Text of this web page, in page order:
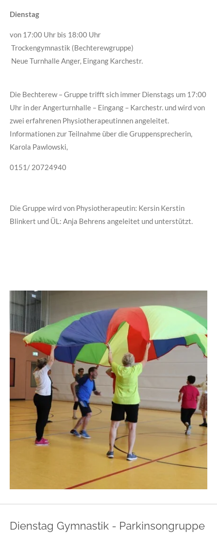
Dienstag
von 17:00 Uhr bis 18:00 Uhr
Trockengymnastik (Bechterewgruppe)
Neue Turnhalle Anger, Eingang Karchestr.
Die Bechterew – Gruppe trifft sich immer Dienstags um 17:00
Uhr in der Angerturnhalle – Eingang – Karchestr. und wird von
zwei erfahrenen Physiotherapeutinnen angeleitet.
Informationen zur Teilnahme über die Gruppensprecherin,
Karola Pawlowski,
0151/ 20724940
Die Gruppe wird von Physiotherapeutin: Kersin Kerstin
Blinkert und ÜL: Anja Behrens angeleitet und unterstützt.
Dienstag Gymnastik - Parkinsongruppe